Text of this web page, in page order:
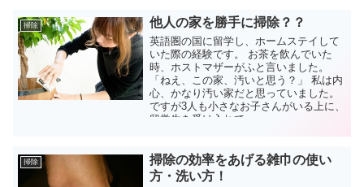
掃除 他人の家を勝手に掃除？？
英語圏の国に留学し、ホームステイして
いた際の経験です。 お茶を飲んでいた
時、ホストマザーがふと言いました。
「ねえ、この家、汚いと思う？」 私は内
心、かなり汚い家だと思っていました。
ですが3人も小さなお子さんがいる上に、
留学生を受け入れて...
掃除
掃除の効率をあげる雑巾の使い
方・洗い方！